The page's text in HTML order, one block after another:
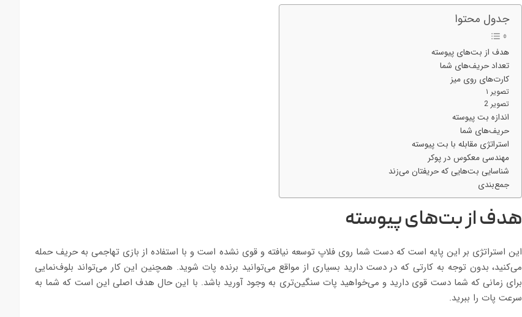
جدول محتوا
هدف از بت‌های پیوسته
تعداد حریف‌های شما
کارت‌های روی میز
تصویر ۱
تصویر 2
اندازه بت پیوسته
حریف‌های شما
استراتژی مقابله با بت پیوسته
مهندسی معکوس در پوکر
شناسایی بت‌هایی که حریفتان می‌زند
جمع‌بندی
هدف از بت‌های پیوسته
این استراتژی بر این پایه است که دست شما روی فلاپ توسعه نیافته و قوی نشده است و با استفاده از بازی تهاجمی به حریف حمله
می‌کنید، بدون توجه به کارتی که در دست دارید بسیاری از مواقع می‌توانید برنده پات شوید. همچنین این کار می‌تواند بلوف‌نمایی
برای زمانی که شما دست قوی دارید و می‌خواهید پات سنگین‌تری به وجود آورید باشد. با این حال هدف اصلی این است که شما به
سرعت پات را ببرید.